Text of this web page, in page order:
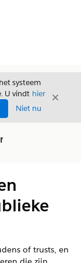
systeem
U vindt hier
Niet nu
Sluiten
of trusts, en